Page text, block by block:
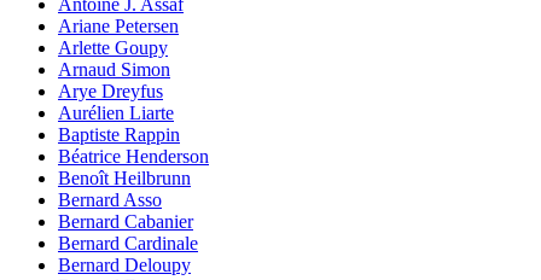
Antoine J. Assaf
Ariane Petersen
Arlette Goupy
Arnaud Simon
Arye Dreyfus
Aurélien Liarte
Baptiste Rappin
Béatrice Henderson
Benoît Heilbrunn
Bernard Asso
Bernard Cabanier
Bernard Cardinale
Bernard Deloupy